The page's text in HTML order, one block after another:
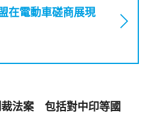
在電動車磋商展現
裁法案 包括對中印等國